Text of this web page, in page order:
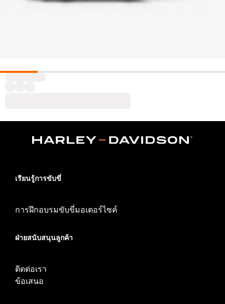
เรียนรู้การขับขี่
การฝึกอบรมขับขี่มอเตอร์ไซค์
ฝ่ายสนับสนุนลูกค้า
ติดต่อเรา
ข้อเสนอ